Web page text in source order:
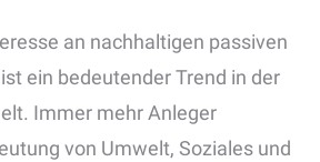
an nachhaltigen passiven
ein bedeutender Trend in der
Immer mehr Anleger
von Umwelt, Soziales und